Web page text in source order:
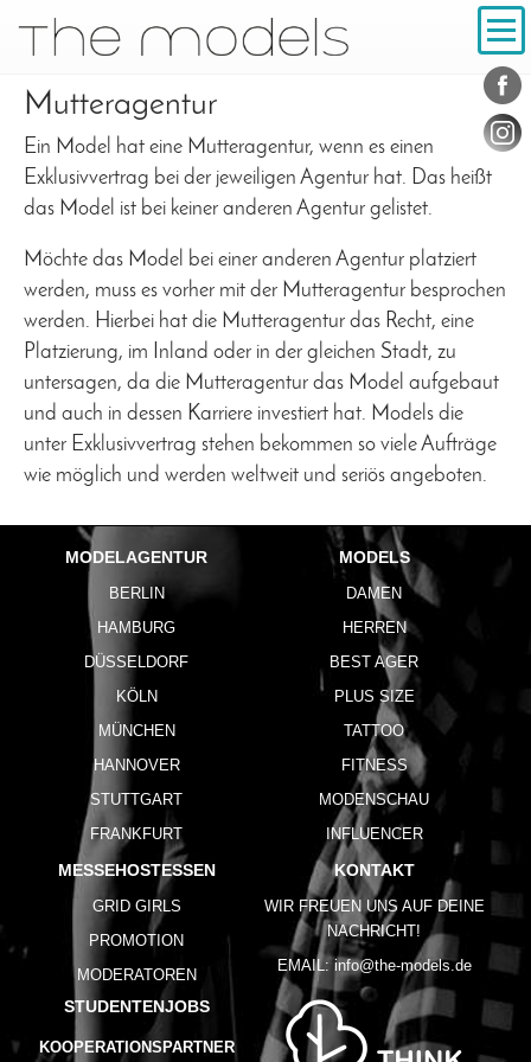
Navigation
Mutteragentur
Ein Model hat eine Mutteragentur, wenn es einen
Exklusivvertrag bei der jeweiligen Agentur hat. Das heißt
das Model ist bei keiner anderen Agentur gelistet.
Möchte das Model bei einer anderen Agentur platziert
werden, muss es vorher mit der Mutteragentur besprochen
werden. Hierbei hat die Mutteragentur das Recht, eine
Platzierung, im Inland oder in der gleichen Stadt, zu
untersagen, da die Mutteragentur das Model aufgebaut
und auch in dessen Karriere investiert hat. Models die
unter Exklusivvertrag stehen bekommen so viele Aufträge
wie möglich und werden weltweit und seriös angeboten.
MODELAGENTUR
BERLIN
HAMBURG
DÜSSELDORF
KÖLN
MÜNCHEN
HANNOVER
STUTTGART
FRANKFURT
MODELS
DAMEN
HERREN
BEST AGER
PLUS SIZE
TATTOO
FITNESS
MODENSCHAU
INFLUENCER
MESSEHOSTESSEN
GRID GIRLS
PROMOTION
MODERATOREN
STUDENTENJOBS
KOOPERATIONSPARTNER
KONTAKT
WIR FREUEN UNS AUF DEINE
NACHRICHT!
EMAIL: info@the-models.de